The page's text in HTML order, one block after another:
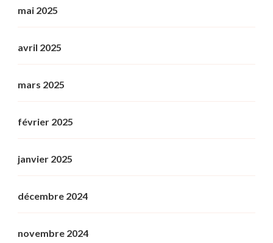
mai 2025
avril 2025
mars 2025
février 2025
janvier 2025
décembre 2024
novembre 2024